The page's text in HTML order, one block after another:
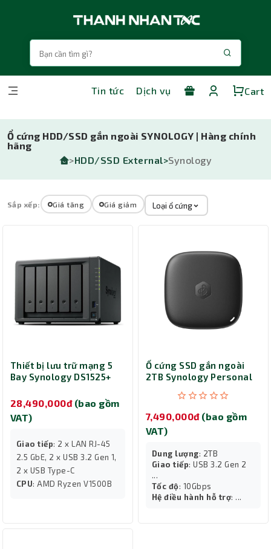
Tin tức Dịch vụ Cart
Ổ cứng HDD/SSD gắn ngoài SYNOLOGY | Hàng chính
hãng
>HDD/SSD External>Synology
Sắp xếp: Giá tăng Giá giảm Loại ổ cứng
Thiết bị lưu trữ mạng 5
Bay Synology DS1525+
28,490,000đ (bao gồm
VAT)
Giao tiếp: 2 x LAN RJ-45
2.5 GbE, 2 x USB 3.2 Gen 1,
2 x USB Type-C
CPU: AMD Ryzen V1500B
Ổ cứng SSD gắn ngoài
2TB Synology Personal
BDS70-2T
7,490,000đ (bao gồm
VAT)
Dung lượng: 2TB
Giao tiếp: USB 3.2 Gen 2
...
Tốc độ: 10Gbps
Hệ điều hành hỗ trợ: ...